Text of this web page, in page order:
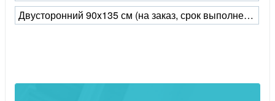
Двусторонний 90x135 см (на заказ, срок выполнения 5 рабочих дней)